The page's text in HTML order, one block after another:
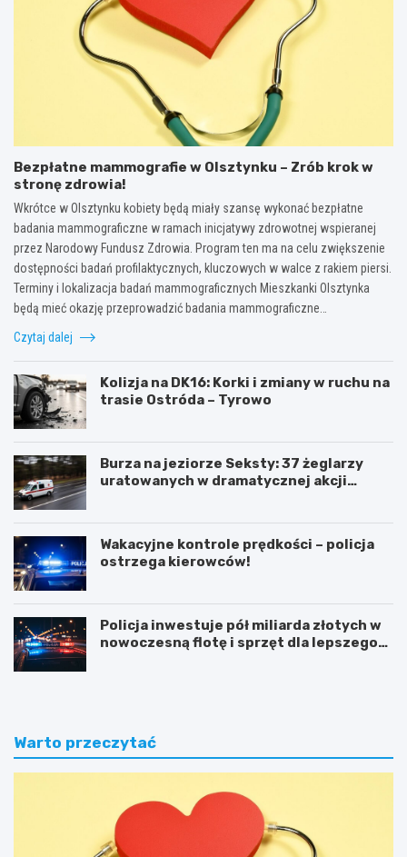
Bezpłatne mammografie w Olsztynku – Zrób krok w
stronę zdrowia!
Wkrótce w Olsztynku kobiety będą miały szansę wykonać bezpłatne
badania mammograficzne w ramach inicjatywy zdrowotnej wspieranej
przez Narodowy Fundusz Zdrowia. Program ten ma na celu zwiększenie
dostępności badań profilaktycznych, kluczowych w walce z rakiem piersi.
Terminy i lokalizacja badań mammograficznych Mieszkanki Olsztynka
będą mieć okazję przeprowadzić badania mammograficzne…
Czytaj dalej
Kolizja na DK16: Korki i zmiany w ruchu na
trasie Ostróda – Tyrowo
Burza na jeziorze Seksty: 37 żeglarzy
uratowanych w dramatycznej akcji
Wakacyjne kontrole prędkości – policja
ostrzega kierowców!
Policja inwestuje pół miliarda złotych w
nowoczesną flotę i sprzęt dla lepszego
Warto przeczytać